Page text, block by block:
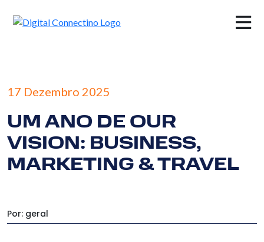
×
17 Dezembro 2025
UM ANO DE OUR
VISION: BUSINESS,
MARKETING & TRAVEL
Por: geral